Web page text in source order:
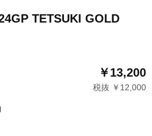
TETSUKI GOLD
￥13,200
税抜 ￥12,000